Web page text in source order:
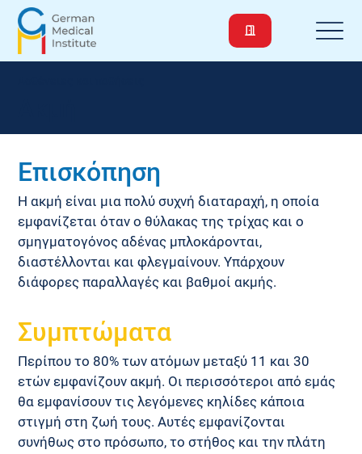
Επισκόπηση
Η ακμή είναι μια πολύ συχνή διαταραχή, η οποία
εμφανίζεται όταν ο θύλακας της τρίχας και ο
σμηγματογόνος αδένας μπλοκάρονται,
διαστέλλονται και φλεγμαίνουν. Υπάρχουν
διάφορες παραλλαγές και βαθμοί ακμής.
Συμπτώματα
Περίπου το 80% των ατόμων μεταξύ 11 και 30
ετών εμφανίζουν ακμή. Οι περισσότεροι από εμάς
θα εμφανίσουν τις λεγόμενες κηλίδες κάποια
στιγμή στη ζωή τους. Αυτές εμφανίζονται
συνήθως στο πρόσωπο, το στήθος και την πλάτη